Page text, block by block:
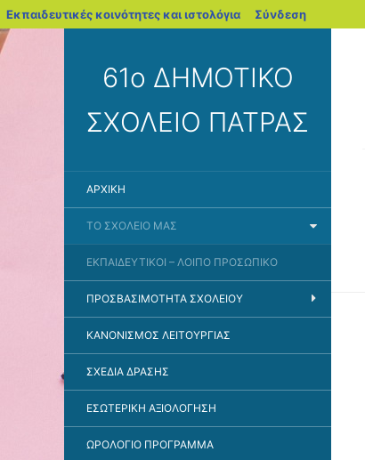
Εκπαιδευτικές κοινότητες και ιστολόγια blogs.sch.gr
Σύνδεση
61ο ΔΗΜΟΤΙΚΟ
ΣΧΟΛΕΙΟ ΠΑΤΡΑΣ
ΑΡΧΙΚΉ
ΤΟ ΣΧΟΛΕΊΟ ΜΑΣ
ΕΚΠΑΙΔΕΥΤΙΚΟΊ – ΛΟΙΠΌ ΠΡΟΣΩΠΙΚΌ
ΠΡΟΣΒΑΣΙΜΌΤΗΤΑ ΣΧΟΛΕΊΟΥ
ΚΑΝΟΝΙΣΜΌΣ ΛΕΙΤΟΥΡΓΊΑΣ
ΣΧΈΔΙΑ ΔΡΆΣΗΣ
ΕΣΩΤΕΡΙΚΉ ΑΞΙΟΛΌΓΗΣΗ
ΩΡΟΛΌΓΙΟ ΠΡΌΓΡΑΜΜΑ